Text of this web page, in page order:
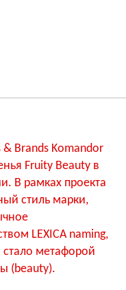
Brands Komandor
Fruity Beauty в
В рамках проекта
стиль марки,
LEXICA naming,
метафорой
(beauty).